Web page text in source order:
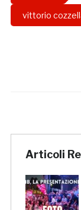
vittorio
Articoli